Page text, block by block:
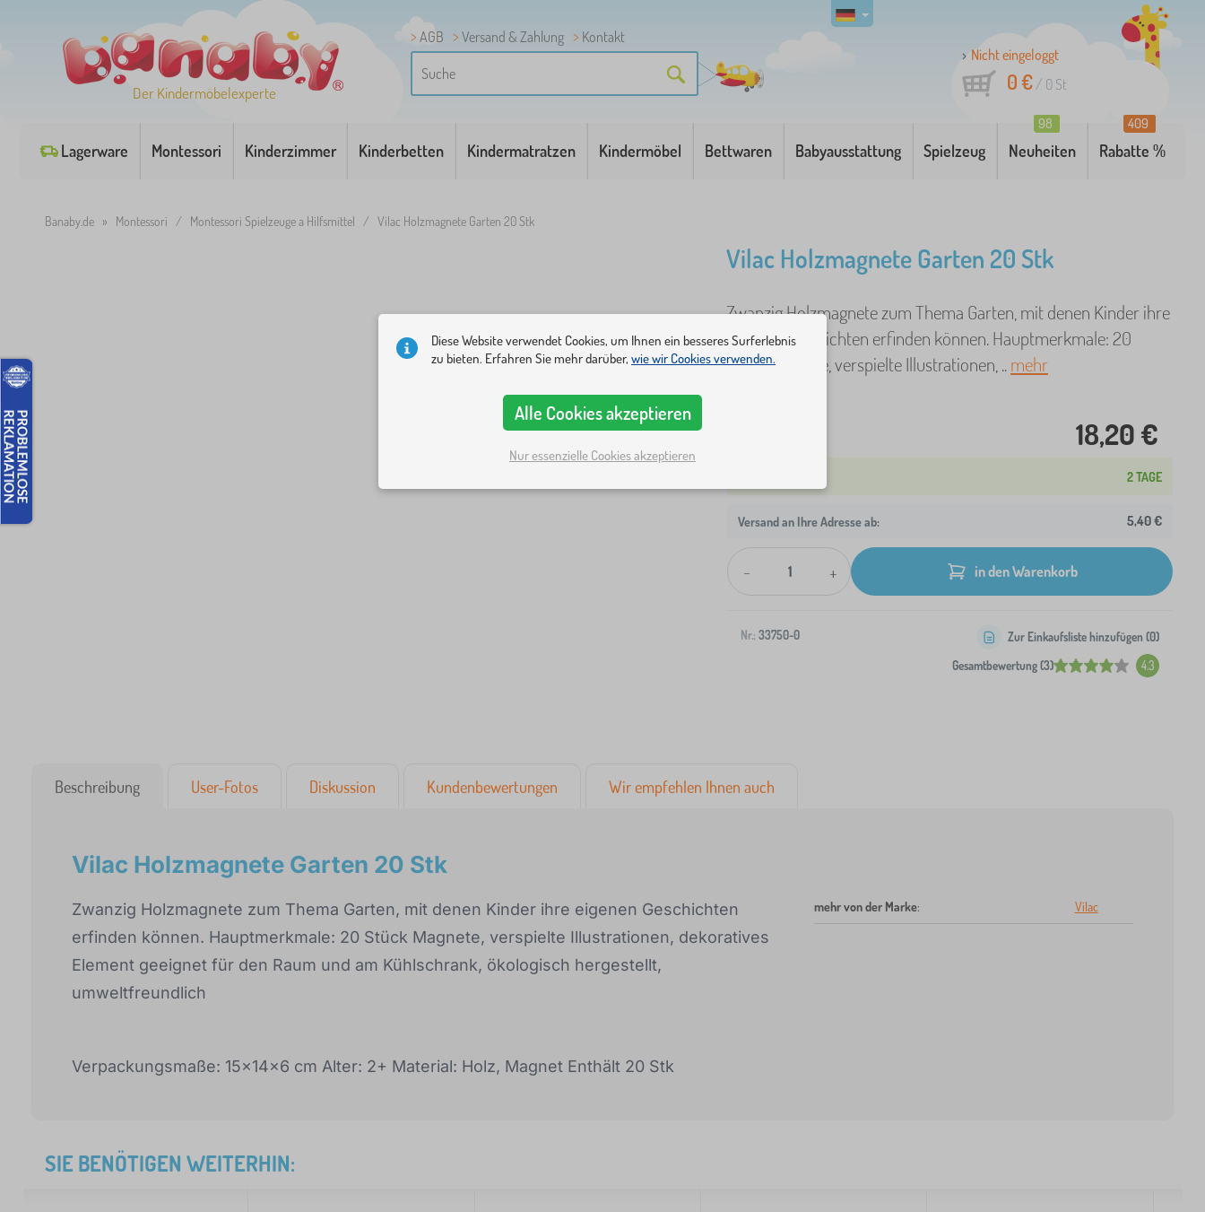
Der Kindermöbelexperte
AGB Versand & Zahlung
Kontakt
Nicht eingeloggt
0 €/ 0 St
Lagerware Montessori Kinderzimmer Kinderbetten Kindermatratzen Kindermöbel Bettwaren Babyausstattung Spielzeug Neuheiten
98
Rabatte %
409
Banaby.de » Montessori / Montessori Spielzeuge a Hilfsmittel / Vilac Holzmagnete Garten 20 Stk
Vilac Holzmagnete Garten 20 Stk
Zwanzig Holzmagnete zum Thema Garten, mit denen Kinder ihre
eigenen Geschichten erfinden können. Hauptmerkmale: 20
Stück Magnete, verspielte Illustrationen, ..mehr
18,20 €
2 TAGE
Versand an Ihre Adresse ab: 5,40 €
- + in den Warenkorb
Nr.: 33750-0
Gesamtbewertung (3) 4.3
Zur Einkaufsliste hinzufügen (0)
Beschreibung User-Fotos Diskussion Kundenbewertungen Wir empfehlen Ihnen auch
Vilac Holzmagnete Garten 20 Stk
Zwanzig Holzmagnete zum Thema Garten, mit denen Kinder ihre eigenen Geschichten
erfinden können. Hauptmerkmale: 20 Stück Magnete, verspielte Illustrationen, dekoratives
Element geeignet für den Raum und am Kühlschrank, ökologisch hergestellt,
umweltfreundlich
Verpackungsmaße: 15x14x6 cm Alter: 2+ Material: Holz, Magnet Enthält 20 Stk
mehr von der Marke: Vilac
SIE BENÖTIGEN WEITERHIN:
Diese Website verwendet Cookies, um Ihnen ein besseres Surferlebnis
zu bieten. Erfahren Sie mehr darüber, wie wir Cookies verwenden.
Alle Cookies akzeptieren
Nur essenzielle Cookies akzeptieren